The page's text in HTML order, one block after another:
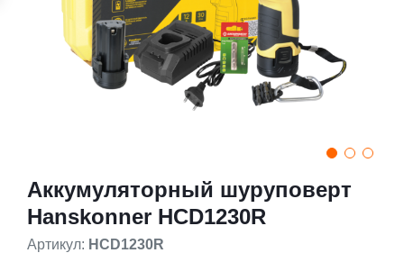
Аккумуляторный шуруповерт
Hanskonner HCD1230R
Артикул: HCD1230R